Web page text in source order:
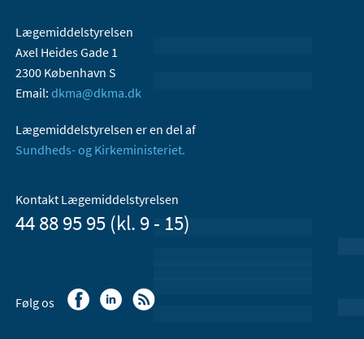
Lægemiddelstyrelsen
Axel Heides Gade 1
2300 København S
Email: dkma@dkma.dk
Lægemiddelstyrelsen er en del af
Sundheds- og Kirkeministeriet.
Kontakt Lægemiddelstyrelsen
44 88 95 95 (kl. 9 - 15)
Følg os